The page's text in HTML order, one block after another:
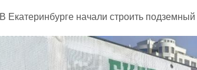
В Екатеринбурге начали строить